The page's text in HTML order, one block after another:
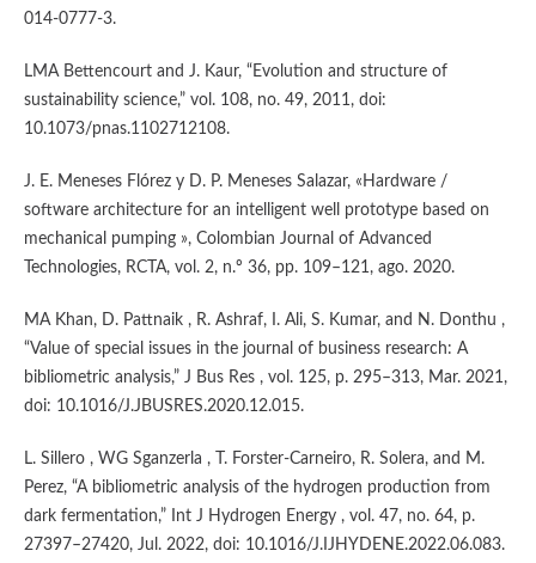
014-0777-3.
LMA Bettencourt and J. Kaur, “Evolution and structure of
sustainability science,” vol. 108, no. 49, 2011, doi:
10.1073/pnas.1102712108.
J. E. Meneses Flórez y D. P. Meneses Salazar, «Hardware /
software architecture for an intelligent well prototype based on
mechanical pumping », Colombian Journal of Advanced
Technologies, RCTA, vol. 2, n.º 36, pp. 109–121, ago. 2020.
MA Khan, D. Pattnaik , R. Ashraf, I. Ali, S. Kumar, and N. Donthu ,
“Value of special issues in the journal of business research: A
bibliometric analysis,” J Bus Res , vol. 125, p. 295–313, Mar. 2021,
doi: 10.1016/J.JBUSRES.2020.12.015.
L. Sillero , WG Sganzerla , T. Forster-Carneiro, R. Solera, and M.
Perez, “A bibliometric analysis of the hydrogen production from
dark fermentation,” Int J Hydrogen Energy , vol. 47, no. 64, p.
27397–27420, Jul. 2022, doi: 10.1016/J.IJHYDENE.2022.06.083.